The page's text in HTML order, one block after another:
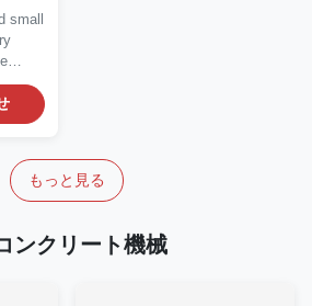
ガ
small
もっと見る
ンクリート機械